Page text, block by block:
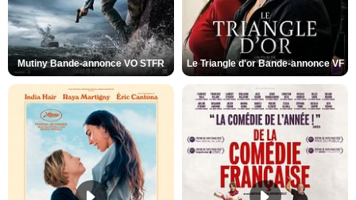
Mutiny Bande-annonce VO STFR Le Triangle d'or Bande-annonce VF